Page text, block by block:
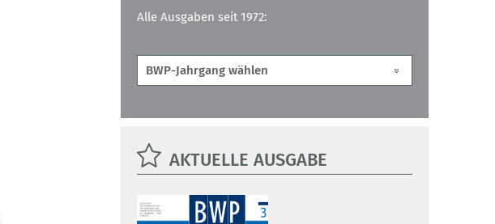
Alle Ausgaben seit 1972:
AKTUELLE AUSGABE